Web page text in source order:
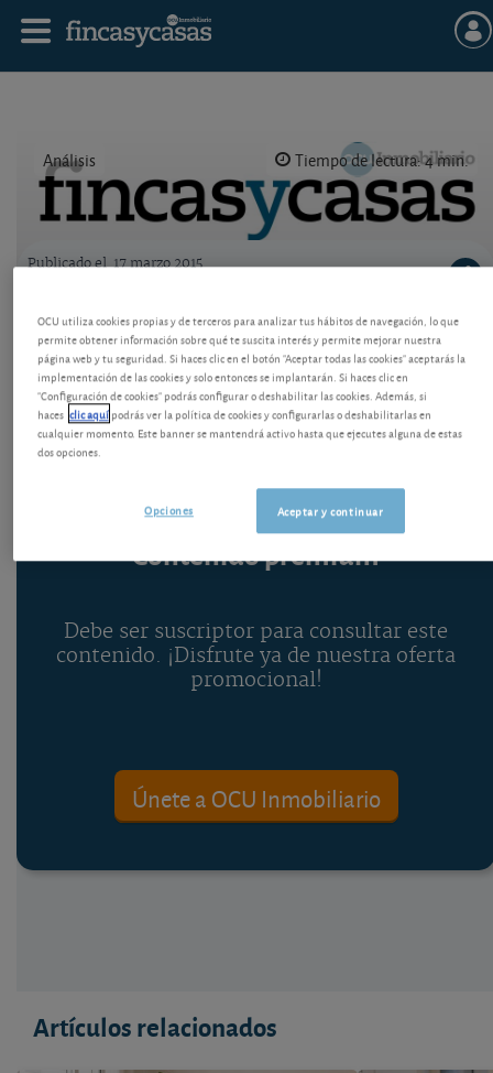
Análisis Tiempo de lectura: 4 min.
Publicado el 17 marzo 2015
La obligatoriedad del ascensor, hoy
Quién decide si se hace y si el propietario del 5º paga
más que el del 1º.
Contenido premium
Debe ser suscriptor para consultar este
contenido. ¡Disfrute ya de nuestra oferta
promocional!
Únete a OCU Inmobiliario
Artículos relacionados
OCU utiliza cookies propias y de terceros para analizar tus hábitos de navegación, lo que
permite obtener información sobre qué te suscita interés y permite mejorar nuestra
página web y tu seguridad. Si haces clic en el botón "Aceptar todas las cookies" aceptarás la
implementación de las cookies y solo entonces se implantarán. Si haces clic en
"Configuración de cookies" podrás configurar o deshabilitar las cookies. Además, si
haces clic aquípodrás ver la política de cookies y configurarlas o deshabilitarlas en
cualquier momento. Este banner se mantendrá activo hasta que ejecutes alguna de estas
dos opciones.
Aceptar y continuar
Opciones